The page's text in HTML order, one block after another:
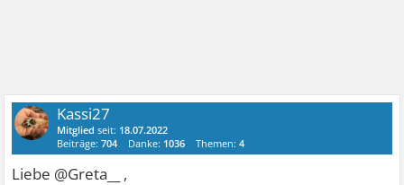
Kassi27
Mitglied seit: 18.07.2022
Beiträge:704 Danke: 1036 Themen:4
Liebe @Greta__ ,